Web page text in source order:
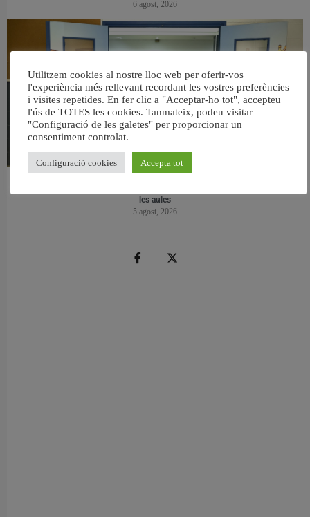
6 agost, 2026
les aules
5 agost, 2026
Utilitzem cookies al nostre lloc web per oferir-vos
l'experiència més rellevant recordant les vostres preferències
i visites repetides. En fer clic a "Acceptar-ho tot", accepteu
l'ús de TOTES les cookies. Tanmateix, podeu visitar
"Configuració de les galetes" per proporcionar un
consentiment controlat.
Configuració cookies Accepta tot